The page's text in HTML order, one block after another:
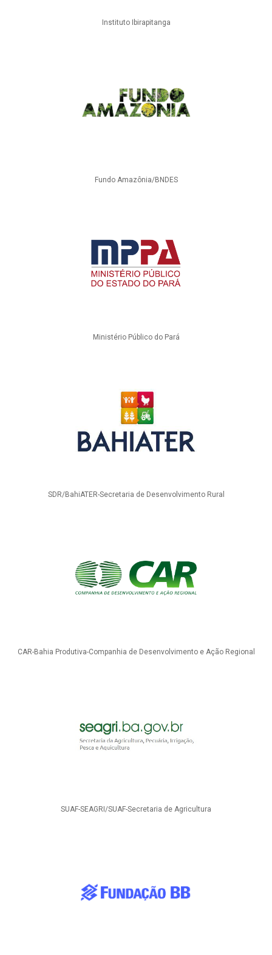
Instituto Ibirapitanga
Fundo Amazônia/BNDES
Ministério Público do Pará
SDR/BahiATER-Secretaria de Desenvolvimento Rural
CAR-Bahia Produtiva-Companhia de Desenvolvimento e Ação Regional
SUAF-SEAGRI/SUAF-Secretaria de Agricultura